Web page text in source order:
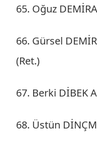
65. Oğuz
66. Gürsel
(Ret.)
67. Berki DİBEK
68. Üstün